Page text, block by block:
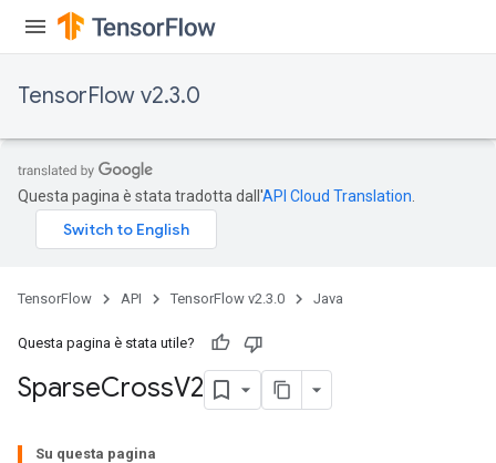
TensorFlow v2.3.0
Questa pagina è stata tradotta dall'API Cloud Translation
TensorFlow API TensorFlow v2.3.0 Java
Questa pagina è stata utile?
SparseCrossV2
Su questa pagina